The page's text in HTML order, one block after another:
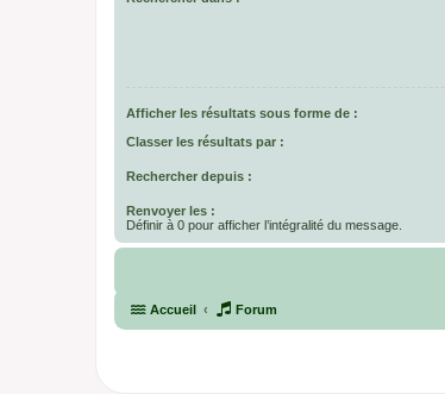
Afficher les résultats sous forme de :
Classer les résultats par :
Rechercher depuis :
Renvoyer les :
Définir à 0 pour afficher l’intégralité du message.
Accueil Forum